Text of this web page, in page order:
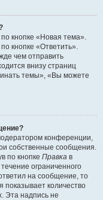
кнопке «Новая тема».
кнопке «Ответить».
чем отправить
внизу страниц
темы», «Вы можете
конференции,
собственные сообщения.
по кнопке Правка в
ограниченного
на сообщение, то
показывает количество
Эта надпись не